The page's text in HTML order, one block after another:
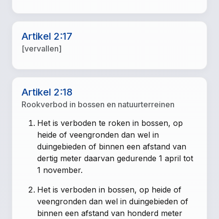
Artikel 2:17
[vervallen]
Artikel 2:18
Rookverbod in bossen en natuurterreinen
Het is verboden te roken in bossen, op
heide of veengronden dan wel in
duingebieden of binnen een afstand van
dertig meter daarvan gedurende 1 april tot
1 november.
Het is verboden in bossen, op heide of
veengronden dan wel in duingebieden of
binnen een afstand van honderd meter